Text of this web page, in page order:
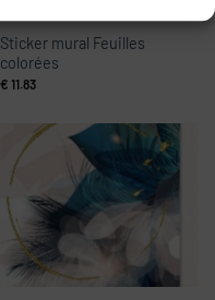
Sticker mural Feuilles
colorées
€ 11.83